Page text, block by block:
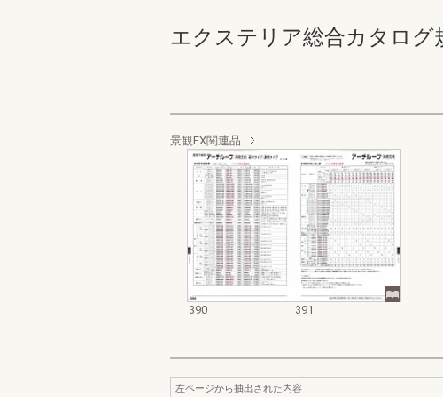
エクステリア総合カタログ
景観EX関連品
390 391
左ページから抽出された内容